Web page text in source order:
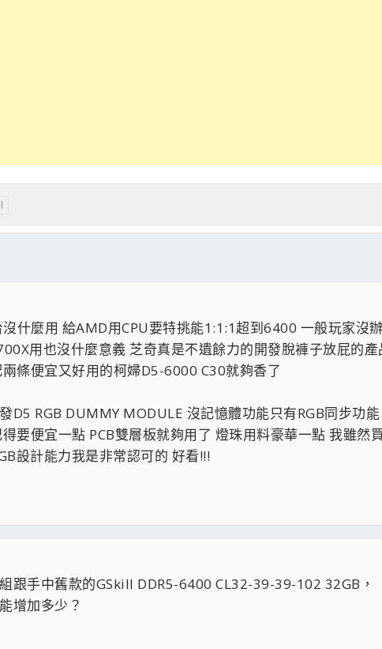
什麼用 給AMD用CPU要特挑能1:1:1超到6400 一般玩家沒
用也沒什麼意義 芝奇真是不遺餘力的開發脫褲子放屁的
條便宜又好用的柯婦D5-6000 C30就夠香了
D5 RGB DUMMY MODULE 沒記憶體功能只有RGB同步功
要便宜一點 PCB雙層板就夠用了 燈珠用料豪華一點 我雖然
設計能力我是非常認可的 好看!!!
跟手中舊款的GSkill DDR5-6400 CL32-39-39-102 32GB，
增加多少？